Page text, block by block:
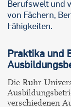
Berufswelt und
von Fächern,
Fähigkeiten.
Praktika und
Die Ruhr-
verschiedenen